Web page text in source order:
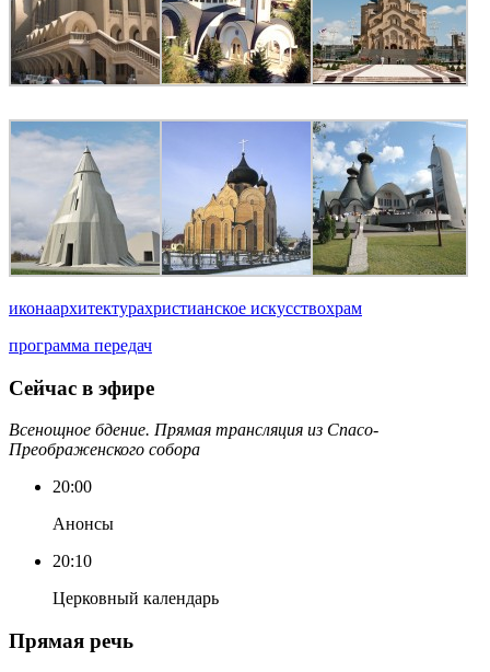
иконаархитектурахристианское искусствохрам
программа передач
Сейчас в эфире
Всенощное бдение. Прямая трансляция из Спасо-
Преображенского собора
20:00
Анонсы
20:10
Церковный календарь
Прямая речь